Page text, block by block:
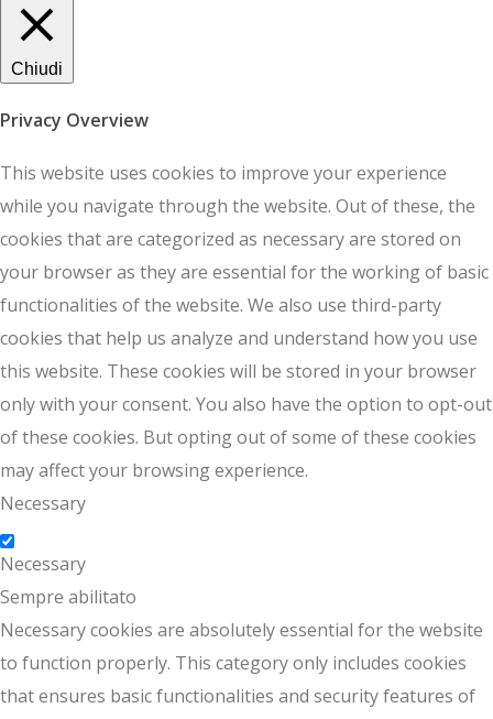
Chiudi
Privacy Overview
This website uses cookies to improve your experience
while you navigate through the website. Out of these, the
cookies that are categorized as necessary are stored on
your browser as they are essential for the working of basic
functionalities of the website. We also use third-party
cookies that help us analyze and understand how you use
this website. These cookies will be stored in your browser
only with your consent. You also have the option to opt-out
of these cookies. But opting out of some of these cookies
may affect your browsing experience.
Necessary
Necessary
Sempre abilitato
Necessary cookies are absolutely essential for the website
to function properly. This category only includes cookies
that ensures basic functionalities and security features of